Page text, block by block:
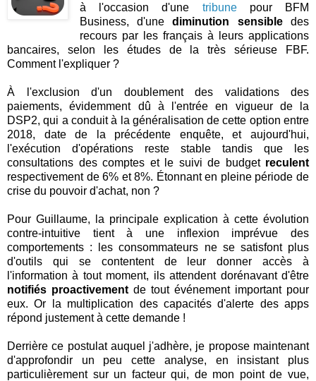
à l'occasion d'une tribunepour BFM
Business, d'unediminution sensibledes
recours par les français à leurs applications
bancaires, selon les études de la très sérieuse FBF.
Comment l'expliquer ?
À l'exclusion d'un doublement des validations des
paiements, évidemment dû à l'entrée en vigueur de la
DSP2, qui a conduit à la généralisation de cette option entre
2018, date de la précédente enquête, et aujourd'hui,
l'exécution d'opérations reste stable tandis que les
consultations des comptes et le suivi de budget reculent
respectivement de 6% et 8%. Étonnant en pleine période de
crise du pouvoir d'achat, non ?
Pour Guillaume, la principale explication à cette évolution
contre-intuitive tient à une inflexion imprévue des
comportements : les consommateurs ne se satisfont plus
d'outils qui se contentent de leur donner accès à
l'information à tout moment, ils attendent dorénavant d'être
notifiés proactivement de tout événement important pour
eux. Or la multiplication des capacités d'alerte des apps
répond justement à cette demande !
Derrière ce postulat auquel j'adhère, je propose maintenant
d'approfondir un peu cette analyse, en insistant plus
particulièrement sur un facteur qui, de mon point de vue,